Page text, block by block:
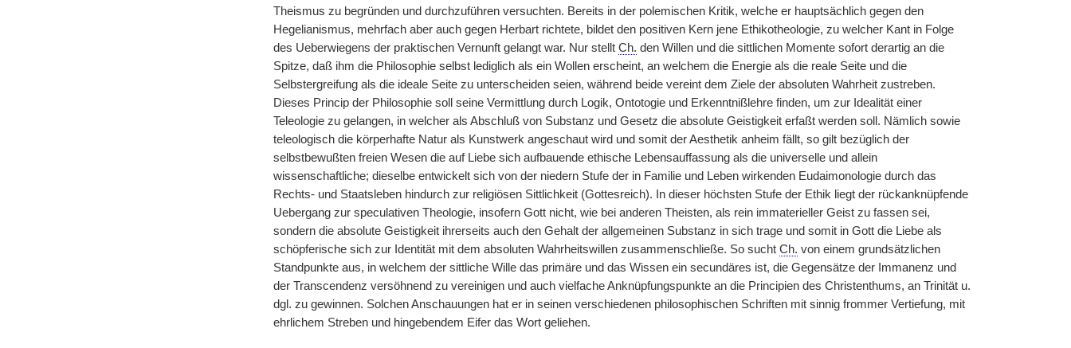
Theismus zu begründen und durchzuführen versuchten. Bereits in der polemischen Kritik, welche er hauptsächlich gegen den
Hegelianismus, mehrfach aber auch gegen Herbart richtete, bildet den positiven Kern jene Ethikotheologie, zu welcher Kant in Folge
des Ueberwiegens der praktischen Vernunft gelangt war. Nur stellt Ch. den Willen und die sittlichen Momente sofort derartig an die
Spitze, daß ihm die Philosophie selbst lediglich als ein Wollen erscheint, an welchem die Energie als die reale Seite und die
Selbstergreifung als die ideale Seite zu unterscheiden seien, während beide vereint dem Ziele der absoluten Wahrheit zustreben.
Dieses Princip der Philosophie soll seine Vermittlung durch Logik, Ontotogie und Erkenntnißlehre finden, um zur Idealität einer
Teleologie zu gelangen, in welcher als Abschluß von Substanz und Gesetz die absolute Geistigkeit erfaßt werden soll. Nämlich sowie
teleologisch die körperhafte Natur als Kunstwerk angeschaut wird und somit der Aesthetik anheim fällt, so gilt bezüglich der
selbstbewußten freien Wesen die auf Liebe sich aufbauende ethische Lebensauffassung als die universelle und allein
wissenschaftliche; dieselbe entwickelt sich von der niedern Stufe der in Familie und Leben wirkenden Eudaimonologie durch das
Rechts- und Staatsleben hindurch zur religiösen Sittlichkeit (Gottesreich). In dieser höchsten Stufe der Ethik liegt der rückanknüpfende
Uebergang zur speculativen Theologie, insofern Gott nicht, wie bei anderen Theisten, als rein immaterieller Geist zu fassen sei,
sondern die absolute Geistigkeit ihrerseits auch den Gehalt der allgemeinen Substanz in sich trage und somit in Gott die Liebe als
schöpferische sich zur Identität mit dem absoluten Wahrheitswillen zusammenschließe. So sucht Ch. von einem grundsätzlichen
Standpunkte aus, in welchem der sittliche Wille das primäre und das Wissen ein secundäres ist, die Gegensätze der Immanenz und
der Transcendenz versöhnend zu vereinigen und auch vielfache Anknüpfungspunkte an die Principien des Christenthums, an Trinität u.
dgl. zu gewinnen. Solchen Anschauungen hat er in seinen verschiedenen philosophischen Schriften mit sinnig frommer Vertiefung, mit
ehrlichem Streben und hingebendem Eifer das Wort geliehen.